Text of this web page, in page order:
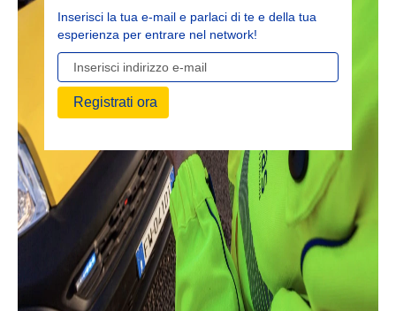
Inserisci la tua e-mail e parlaci di te e della tua
esperienza per entrare nel network!